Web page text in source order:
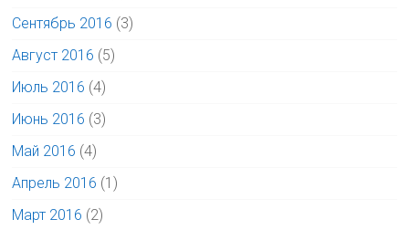
Сентябрь 2016 (3)
Август 2016 (5)
Июль 2016 (4)
Июнь 2016 (3)
Май 2016 (4)
Апрель 2016 (1)
Март 2016 (2)